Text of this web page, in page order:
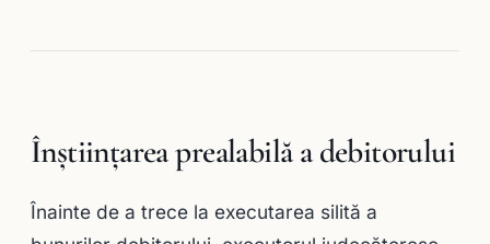
Înştiinţarea prealabilă a debitorului
Înainte de a trece la executarea silită a